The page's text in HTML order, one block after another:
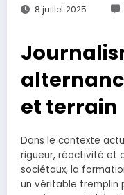
8 juillet 2025
et terrain
Dans le contexte
rigueur, réactivité et
sociétaux, la
un véritable tremplin